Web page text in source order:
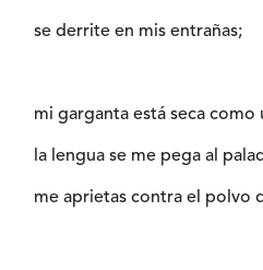
se derrite en mis entrañas;
mi garganta está seca como
la lengua se me pega al
me aprietas contra el polvo